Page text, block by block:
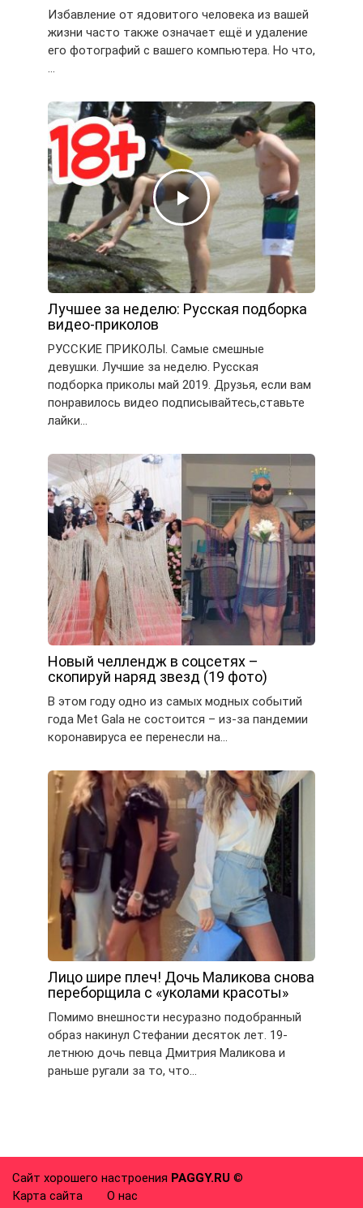
Избавление от ядовитого человека из вашей
жизни часто также означает ещё и удаление
его фотографий с вашего компьютера. Но что,
…
Лучшее за неделю: Русская подборка
видео-приколов
РУССКИЕ ПРИКОЛЫ. Самые смешные
девушки. Лучшие за неделю. Русская
подборка приколы май 2019. Друзья, если вам
понравилось видео подписывайтесь,ставьте
лайки…
Новый челлендж в соцсетях –
скопируй наряд звезд (19 фото)
В этом году одно из самых модных событий
года Met Gala не состоится – из-за пандемии
коронавируса ее перенесли на…
Лицо шире плеч! Дочь Маликова снова
переборщила с «уколами красоты»
Помимо внешности несуразно подобранный
образ накинул Стефании десяток лет. 19-
летнюю дочь певца Дмитрия Маликова и
раньше ругали за то, что…
Сайт хорошего настроения PAGGY.RU ©
Карта сайта
О нас